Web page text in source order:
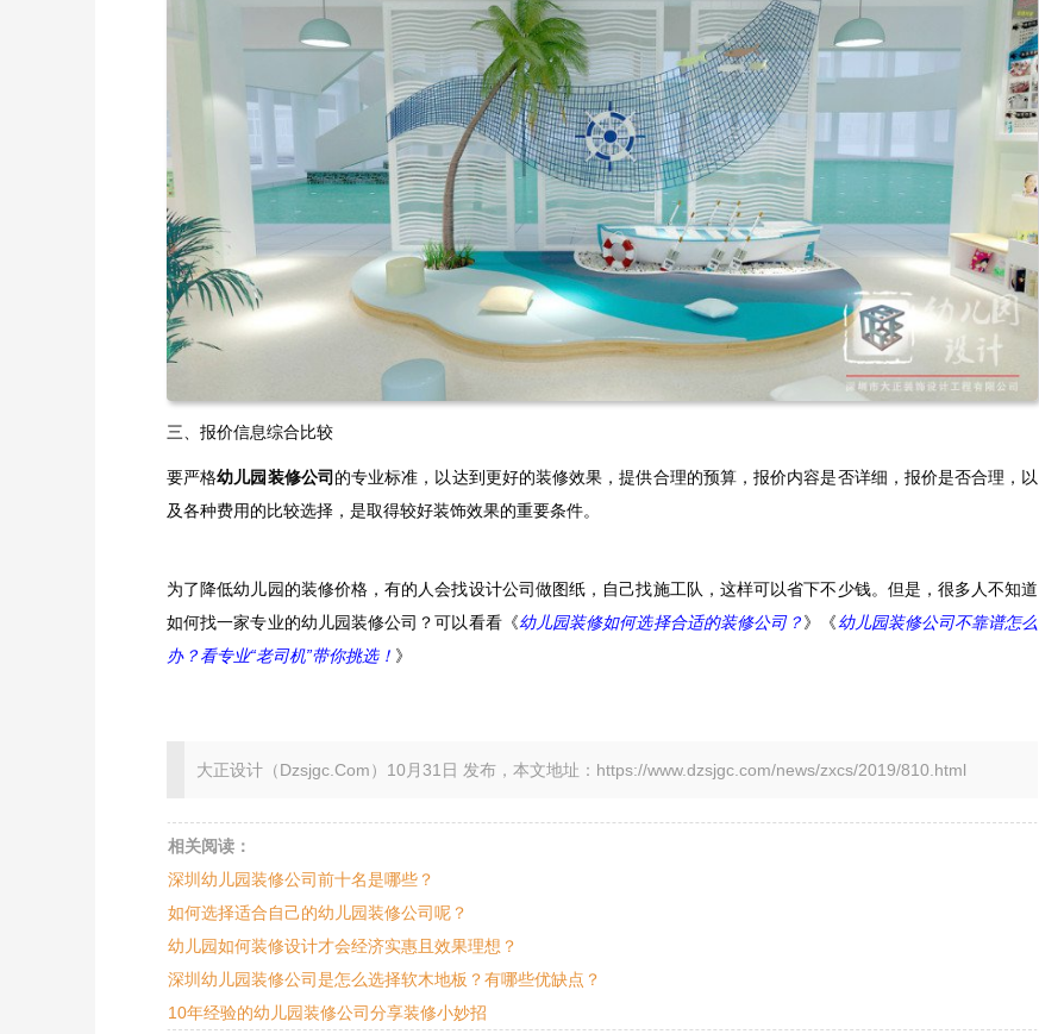
三、报价信息综合比较
要严格幼儿园装修公司的专业标准，以达到更好的装修效果，提供合理的预算，报价内容是否详细，报价是否合理，以
及各种费用的比较选择，是取得较好装饰效果的重要条件。
为了降低幼儿园的装修价格，有的人会找设计公司做图纸，自己找施工队，这样可以省下不少钱。但是，很多人不知道
如何找一家专业的幼儿园装修公司？可以看看《幼儿园装修如何选择合适的装修公司？》《幼儿园装修公司不靠谱怎么
办？看专业“老司机”带你挑选！ 》
大正设计（Dzsjgc.Com）10月31日 发布，本文地址：https://www.dzsjgc.com/news/zxcs/2019/810.html
相关阅读：
深圳幼儿园装修公司前十名是哪些？
如何选择适合自己的幼儿园装修公司呢？
幼儿园如何装修设计才会经济实惠且效果理想？
深圳幼儿园装修公司是怎么选择软木地板？有哪些优缺点？
10年经验的幼儿园装修公司分享装修小妙招